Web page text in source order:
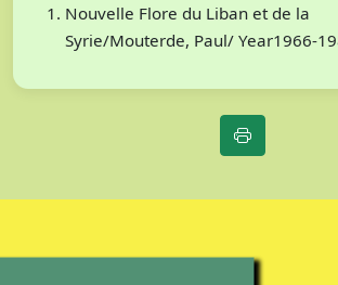
Nouvelle Flore du Liban et de la
Syrie/Mouterde, Paul/ Year1966-